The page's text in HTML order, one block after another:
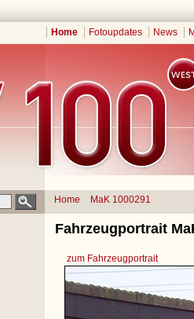
Home Fotoupdates News
Home MaK 1000291
Fahrzeugportrait
zum Fahrzeugportrait